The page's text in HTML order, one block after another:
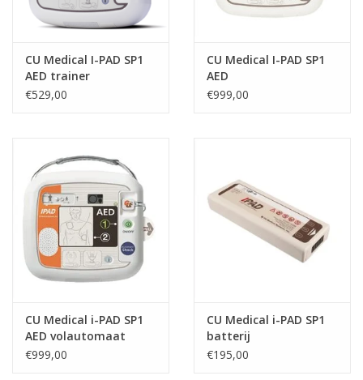
CU Medical I-PAD SP1
AED trainer
€529,00
CU Medical I-PAD SP1
AED
€999,00
CU Medical i-PAD SP1
AED volautomaat
€999,00
CU Medical i-PAD SP1
batterij
€195,00